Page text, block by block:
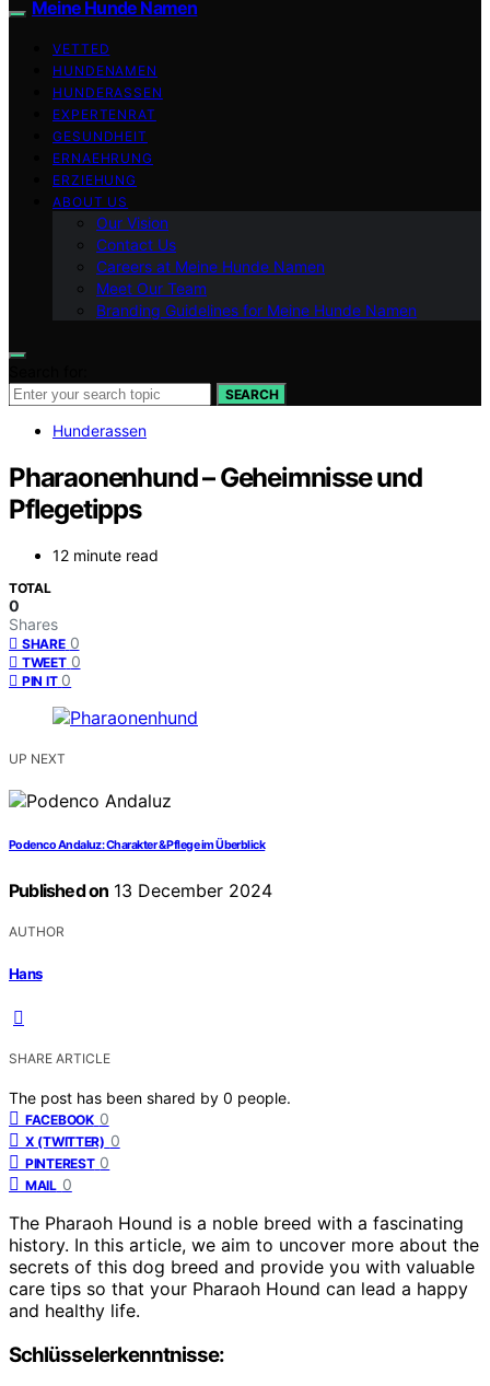
Meine Hunde Namen
VETTED
HUNDENAMEN
HUNDERASSEN
EXPERTENRAT
GESUNDHEIT
ERNAEHRUNG
ERZIEHUNG
ABOUT US
Our Vision
Contact Us
Careers at Meine Hunde Namen
Meet Our Team
Branding Guidelines for Meine Hunde Namen
SEARCH
Hunderassen
Pharaonenhund – Geheimnisse und
Pflegetipps
12 minute read
TOTAL
0
Shares
SHARE 0
TWEET 0
PIN IT 0
UP NEXT
Podenco Andaluz: Charakter & Pflege im Überblick
Published on 13 December 2024
AUTHOR
Hans
SHARE ARTICLE
The post has been shared by 0 people.
FACEBOOK 0
X (TWITTER) 0
PINTEREST 0
MAIL 0
The Pharaoh Hound is a noble breed with a fascinating
history. In this article, we aim to uncover more about the
secrets of this dog breed and provide you with valuable
care tips so that your Pharaoh Hound can lead a happy
and healthy life.
Schlüsselerkenntnisse: